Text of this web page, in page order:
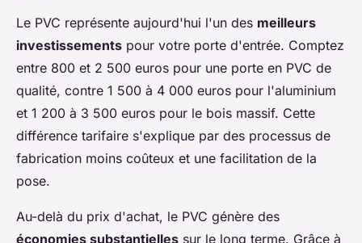
Le PVC représente aujourd'hui l'un des meilleurs
investissements pour votre porte d'entrée. Comptez
entre 800 et 2 500 euros pour une porte en PVC de
qualité, contre 1 500 à 4 000 euros pour l'aluminium
et 1 200 à 3 500 euros pour le bois massif. Cette
différence tarifaire s'explique par des processus de
fabrication moins coûteux et une facilitation de la
pose.
Au-delà du prix d'achat, le PVC génère des
économies substantielles sur le long terme. Grâce à